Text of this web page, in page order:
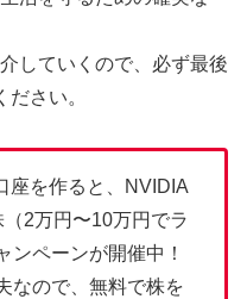
していくので、必ず最後
さい。
座を作ると、NVIDIA
2万円〜10万円でラ
ンペーンが開催中！
なので、無料で株を